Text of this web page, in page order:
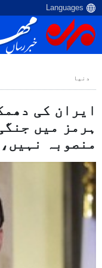
دنیا
ایران کی
ہرمز میں
منصوبہ